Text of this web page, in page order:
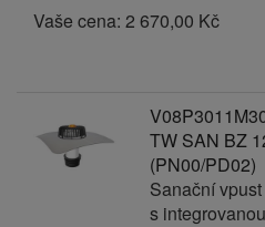
Vaše cena: 2 670,00 Kč
TW SAN BZ
(PN00/PD02)
Sanační
s